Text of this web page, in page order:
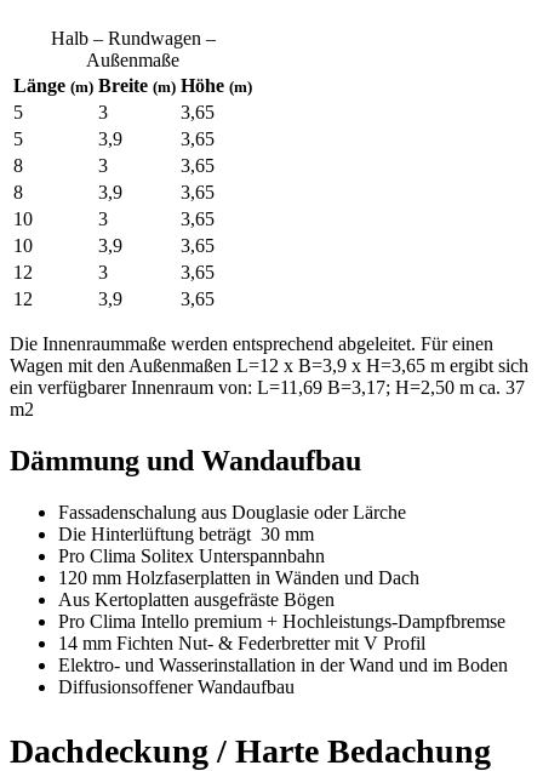
Halb – Rundwagen –
Außenmaße
Länge (m) Breite (m) Höhe (m)
5 3
3,65
5
3,9
3,65
8
3
3,65
8
3,9
3,65
10
3
3,65
10
3,9
3,65
12
3
3,65
12
3,9 3,65
Die Innenraummaße werden entsprechend abgeleitet. Für einen
Wagen mit den Außenmaßen L=12 x B=3,9 x H=3,65 m ergibt sich
ein verfügbarer Innenraum von: L=11,69 B=3,17; H=2,50 m ca. 37
m2
Dämmung und Wandaufbau
Fassadenschalung aus Douglasie oder Lärche
Die Hinterlüftung beträgt 30 mm
Pro Clima Solitex Unterspannbahn
120 mm Holzfaserplatten in Wänden und Dach
Aus Kertoplatten ausgefräste Bögen
Pro Clima Intello premium + Hochleistungs-Dampfbremse
14 mm Fichten Nut- & Federbretter mit V Profil
Elektro- und Wasserinstallation in der Wand und im Boden
Diffusionsoffener Wandaufbau
Dachdeckung / Harte Bedachung